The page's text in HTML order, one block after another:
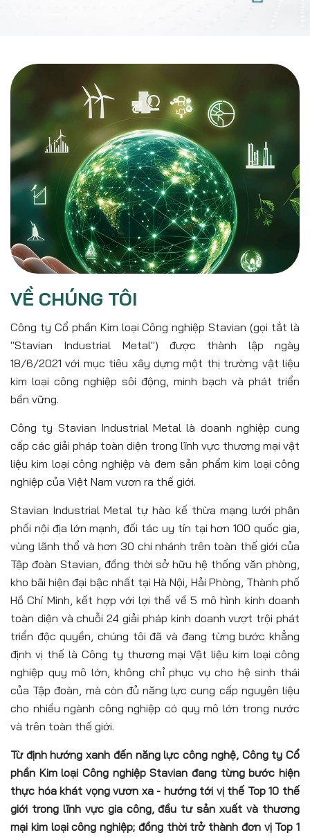
VỀ CHÚNG TÔI
Công ty Cổ phần Kim loại Công nghiệp Stavian (gọi tắt là
"Stavian Industrial Metal") được thành lập ngày
18/6/2021 với mục tiêu xây dựng một thị trường vật liệu
kim loại công nghiệp sôi động, minh bạch và phát triển
bền vững.
Công ty Stavian Industrial Metal là doanh nghiệp cung
cấp các giải pháp toàn diện trong lĩnh vực thương mại vật
liệu kim loại công nghiệp và đem sản phẩm kim loại công
nghiệp của Việt Nam vươn ra thế giới.
Stavian Industrial Metal tự hào kế thừa mạng lưới phân
phối nội địa lớn mạnh, đối tác uy tín tại hơn 100 quốc gia,
vùng lãnh thổ và hơn 30 chi nhánh trên toàn thế giới của
Tập đoàn Stavian, đồng thời sở hữu hệ thống văn phòng,
kho bãi hiện đại bậc nhất tại Hà Nội, Hải Phòng, Thành phố
Hồ Chí Minh, kết hợp với lợi thế về 5 mô hình kinh doanh
toàn diện và chuỗi 24 giải pháp kinh doanh vượt trội phát
triển độc quyền, chúng tôi đã và đang từng bước khẳng
định vị thế là Công ty thương mại Vật liệu kim loại công
nghiệp quy mô lớn, không chỉ phục vụ cho hệ sinh thái
của Tập đoàn, mà còn đủ năng lực cung cấp nguyên liệu
cho nhiều ngành công nghiệp có quy mô lớn trong nước
và trên toàn thế giới.
Từ định hướng xanh đến năng lực công nghệ, Công ty Cổ
phần Kim loại Công nghiệp Stavian đang từng bước hiện
thực hóa khát vọng vươn xa - hướng tới vị thế Top 10 thế
giới trong lĩnh vực gia công, đầu tư sản xuất và thương
mại kim loại công nghiệp; đồng thời trở thành đơn vị Top 1